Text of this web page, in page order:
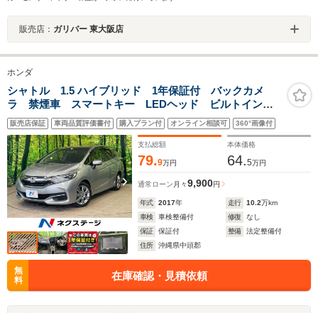
販売店： ガリバー 東大阪店
ホンダ
シャトル 1.5 ハイブリッド 1年保証付 バックカメ
ラ 禁煙車 スマートキー LEDヘッド ビルトイン
ETC 純正16インチアルミ オートライト オートエア
コン Bluetooth CD DVD再生
販売店保証 車両品質評価書付 購入プラン付 オンライン相談可 360°画像付
支払総額
79.9万円
本体価格
64.5万円
通常ローン 月々9,900円
年式 2017年 走行 10.2万km
車検
車検整備付 修復
なし
保証
保証付 整備
法定整備付
住所
沖縄県中頭郡
無
料
在庫確認・見積依頼